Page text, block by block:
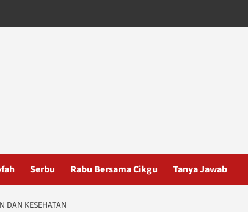
Serbu Rabu Bersama Cikgu Tanya Jawab
DAN KESEHATAN